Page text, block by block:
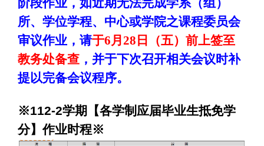
所、学位学程、中心或学院之课程委员会
审议作业，请于6月28日（五）前上签至
教务处备查 ，并于下次召开相关会议时补
提以完备会议程序。
※112-2学期【各学制应届毕业生抵免学
分】作业时程※